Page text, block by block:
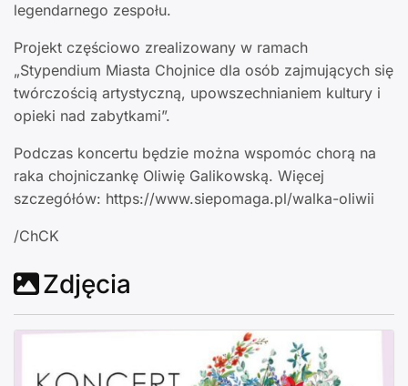
legendarnego zespołu.
Projekt częściowo zrealizowany w ramach
„Stypendium Miasta Chojnice dla osób zajmujących się
twórczością artystyczną, upowszechnianiem kultury i
opieki nad zabytkami”.
Podczas koncertu będzie można wspomóc chorą na
raka chojniczankę Oliwię Galikowską. Więcej
szczegółów: https://www.siepomaga.pl/walka-oliwii
/ChCK
Zdjęcia